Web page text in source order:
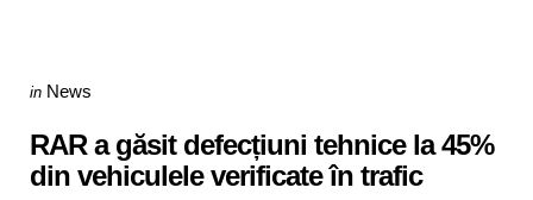
Categories
Posted
in News
RAR a găsit defecțiuni tehnice la 45%
din vehiculele verificate în trafic